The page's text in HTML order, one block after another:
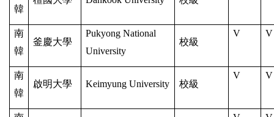
韓
南
韓
釜慶大學
Pukyong National
University
校級
V V
南
韓
啟明大學 Keimyung University 校級
V V